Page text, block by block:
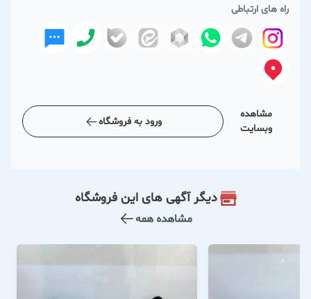
راه های ارتباطی
مشاهده
وبسایت
ورود به فروشگاه
دیگر آگهی های این فروشگاه
مشاهده همه